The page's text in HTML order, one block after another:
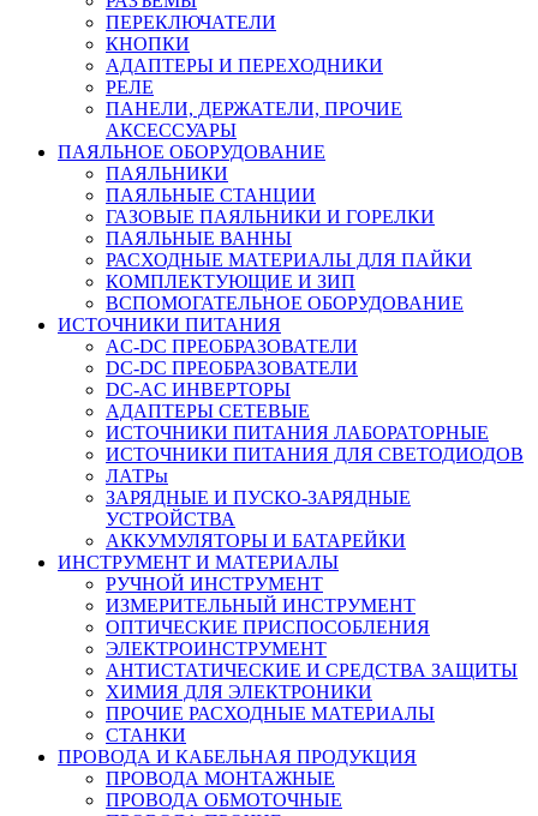
ПЕРЕКЛЮЧАТЕЛИ
КНОПКИ
АДАПТЕРЫ И ПЕРЕХОДНИКИ
РЕЛЕ
ПАНЕЛИ, ДЕРЖАТЕЛИ, ПРОЧИЕ
АКСЕССУАРЫ
ПАЯЛЬНОЕ ОБОРУДОВАНИЕ
ПАЯЛЬНИКИ
ПАЯЛЬНЫЕ СТАНЦИИ
ГАЗОВЫЕ ПАЯЛЬНИКИ И ГОРЕЛКИ
ПАЯЛЬНЫЕ ВАННЫ
РАСХОДНЫЕ МАТЕРИАЛЫ ДЛЯ ПАЙКИ
КОМПЛЕКТУЮЩИЕ И ЗИП
ВСПОМОГАТЕЛЬНОЕ ОБОРУДОВАНИЕ
ИСТОЧНИКИ ПИТАНИЯ
AC-DC ПРЕОБРАЗОВАТЕЛИ
DC-DC ПРЕОБРАЗОВАТЕЛИ
DC-AC ИНВЕРТОРЫ
АДАПТЕРЫ СЕТЕВЫЕ
ИСТОЧНИКИ ПИТАНИЯ ЛАБОРАТОРНЫЕ
ИСТОЧНИКИ ПИТАНИЯ ДЛЯ СВЕТОДИОДОВ
ЛАТРы
ЗАРЯДНЫЕ И ПУСКО-ЗАРЯДНЫЕ
УСТРОЙСТВА
АККУМУЛЯТОРЫ И БАТАРЕЙКИ
ИНСТРУМЕНТ И МАТЕРИАЛЫ
РУЧНОЙ ИНСТРУМЕНТ
ИЗМЕРИТЕЛЬНЫЙ ИНСТРУМЕНТ
ОПТИЧЕСКИЕ ПРИСПОСОБЛЕНИЯ
ЭЛЕКТРОИНСТРУМЕНТ
АНТИСТАТИЧЕСКИЕ И СРЕДСТВА ЗАЩИТЫ
ХИМИЯ ДЛЯ ЭЛЕКТРОНИКИ
ПРОЧИЕ РАСХОДНЫЕ МАТЕРИАЛЫ
СТАНКИ
ПРОВОДА И КАБЕЛЬНАЯ ПРОДУКЦИЯ
ПРОВОДА МОНТАЖНЫЕ
ПРОВОДА ОБМОТОЧНЫЕ